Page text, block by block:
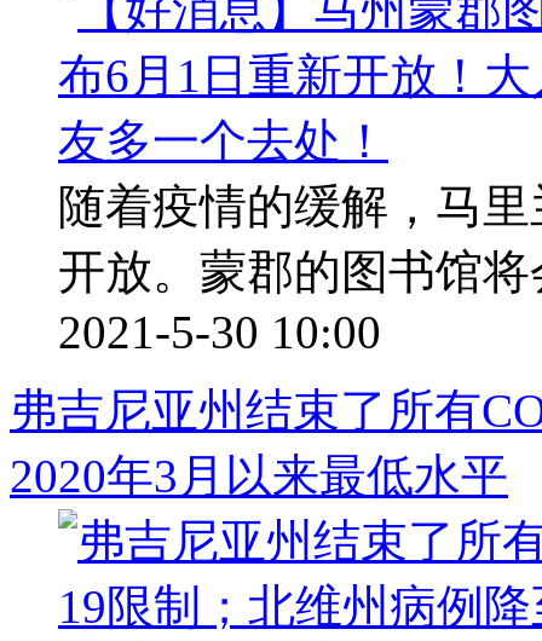
随着疫情的缓解，马
开放。蒙郡的图书馆
2021-5-30 10:00
弗吉尼亚州结束了所有
2020年3月以来最低水平